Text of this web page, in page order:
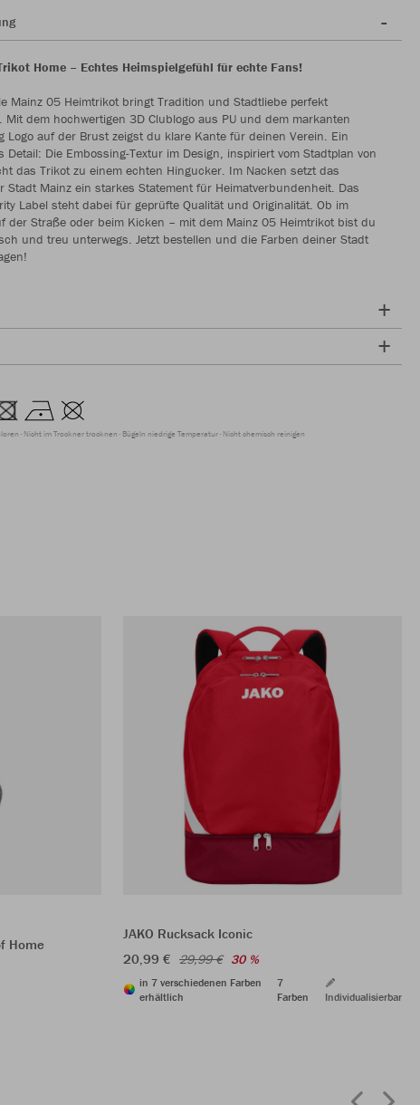
Home – Echtes Heimspielgefühl für echte Fans!
Mainz 05 Heimtrikot bringt Tradition und Stadtliebe perfekt
Mit dem hochwertigen 3D Clublogo aus PU und dem markanten
Logo auf der Brust zeigst du klare Kante für deinen Verein. Ein
Detail: Die Embossing-Textur im Design, inspiriert vom Stadtplan von
das Trikot zu einem echten Hingucker. Im Nacken setzt das
Stadt Mainz ein starkes Statement für Heimatverbundenheit. Das
Label steht dabei für geprüfte Qualität und Originalität. Ob im
der Straße oder beim Kicken – mit dem Mainz 05 Heimtrikot bist du
und treu unterwegs. Jetzt bestellen und die Farben deiner Stadt
Nicht im Trockner trocknen Bügeln niedrige Temperatur Nicht chemisch reinigen
Home
JAKO Rucksack Iconic
20,99 € 29,99 € 30 %
in 7 verschiedenen Farben
erhältlich
7
Farben
Individualisierbar